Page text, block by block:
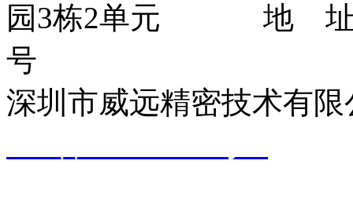
园3栋2单元 地 址：
号
深圳市威远精密技术有